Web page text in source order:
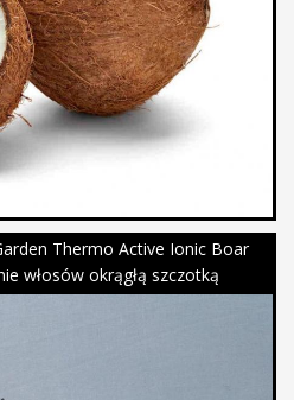
Thermo Active Ionic Boar
włosów okrągłą szczotką